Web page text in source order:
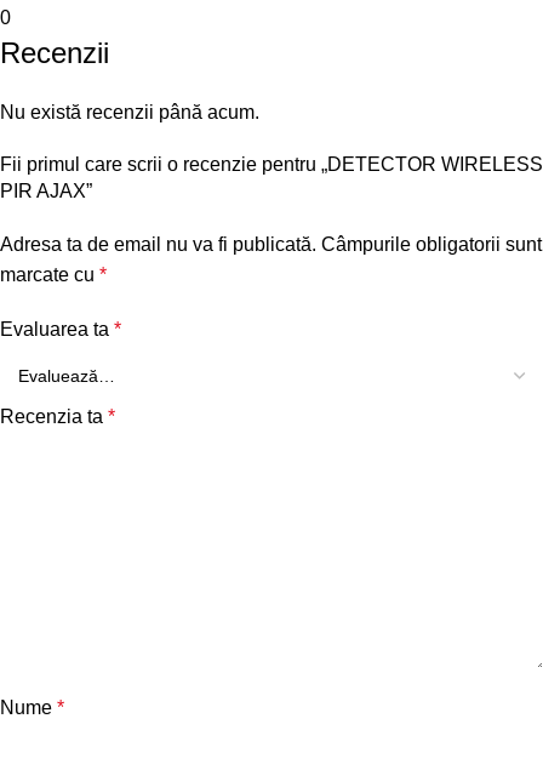
0
Recenzii
Nu există recenzii până acum.
Fii primul care scrii o recenzie pentru „DETECTOR WIRELESS
PIR AJAX”
Adresa ta de email nu va fi publicată. Câmpurile obligatorii sunt
marcate cu *
Evaluarea ta *
Recenzia ta *
Nume *